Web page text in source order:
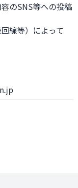
のSNS等への投稿
線等）によって